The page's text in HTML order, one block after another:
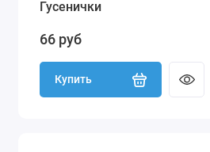
Гусенички
66 руб
Купить